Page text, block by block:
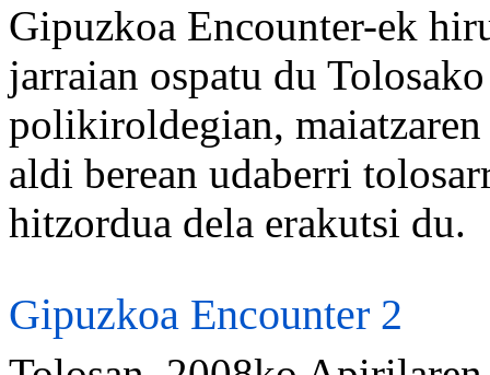
Gipuzkoa Encounter-ek
jarraian ospatu du
polikiroldegian, maiatzaren
aldi berean udaberri
hitzordua dela erakutsi du.
Gipuzkoa Encounter 2